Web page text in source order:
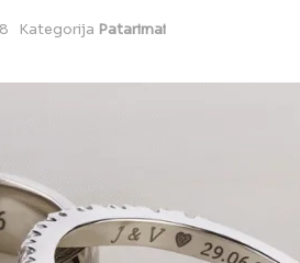
Kategorija Patarimai